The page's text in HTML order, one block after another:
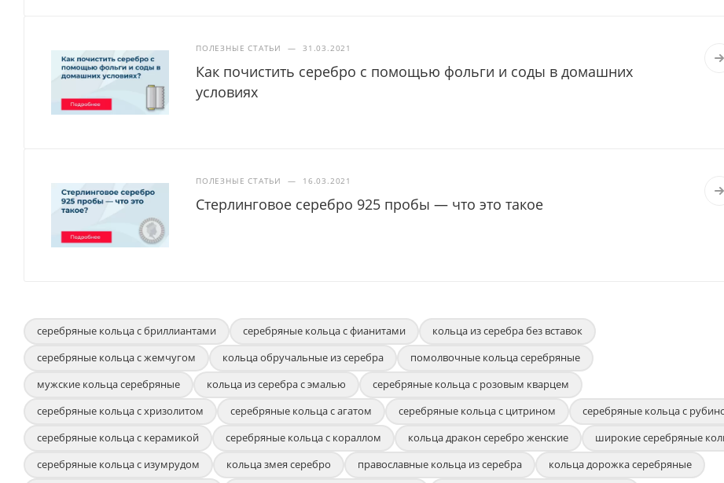
ПОЛЕЗНЫЕ СТАТЬИ — 31.03.2021
Как почистить серебро с помощью фольги и соды в домашних
условиях
ПОЛЕЗНЫЕ СТАТЬИ — 16.03.2021
Стерлинговое серебро 925 пробы — что это такое
серебряные кольца с бриллиантами серебряные кольца с фианитами
кольца из серебра без вставок
серебряные кольца с жемчугом
кольца обручальные из серебра
помолвочные кольца серебряные
мужские кольца серебряные
кольца из серебра с эмалью
серебряные кольца с розовым кварцем
серебряные кольца с хризолитом
серебряные кольца с агатом серебряные кольца с цитрином
серебряные кольца с
серебряные кольца с керамикой
серебряные кольца с кораллом кольца дракон серебро женские
широкие серебряные
серебряные кольца с изумрудом
кольца змея серебро православные кольца из серебра
кольца дорожка серебряные